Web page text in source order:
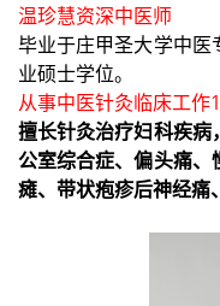
温珍慧资深中医师
毕业于庄甲圣大学中医
业硕士学位。
从事中医针灸临床工作
擅长针灸治疗妇科疾
公室综合症、偏头痛
瘫、带状疱疹后神经痛